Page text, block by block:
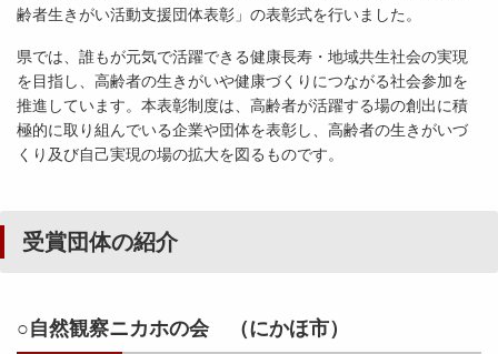
齢者生きがい活動支援団体表彰」の表彰式を行いました。
県では、誰もが元気で活躍できる健康長寿・地域共生社会の実現
を目指し、高齢者の生きがいや健康づくりにつながる社会参加を
推進しています。本表彰制度は、高齢者が活躍する場の創出に積
極的に取り組んでいる企業や団体を表彰し、高齢者の生きがいづ
くり及び自己実現の場の拡大を図るものです。
受賞団体の紹介
○自然観察ニカホの会 （にかほ市）